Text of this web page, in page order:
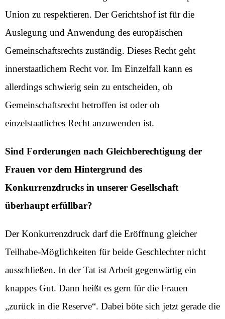
Union zu respektieren. Der Gerichtshof ist für die
Auslegung und Anwendung des europäischen
Gemeinschaftsrechts zuständig. Dieses Recht geht
innerstaatlichem Recht vor. Im Einzelfall kann es
allerdings schwierig sein zu entscheiden, ob
Gemeinschaftsrecht betroffen ist oder ob
einzelstaatliches Recht anzuwenden ist.
Sind Forderungen nach Gleichberechtigung der
Frauen vor dem Hintergrund des
Konkurrenzdrucks in unserer Gesellschaft
überhaupt erfüllbar?
Der Konkurrenzdruck darf die Eröffnung gleicher
Teilhabe-Möglichkeiten für beide Geschlechter nicht
ausschließen. In der Tat ist Arbeit gegenwärtig ein
knappes Gut. Dann heißt es gern für die Frauen
„zurück in die Reserve“. Dabei böte sich jetzt gerade die